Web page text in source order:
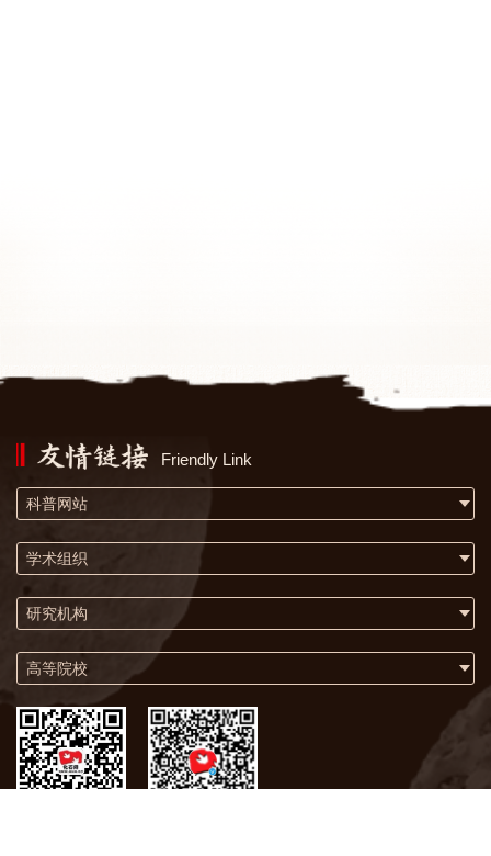
Friendly Link
科普网站
学术组织
研究机构
高等院校